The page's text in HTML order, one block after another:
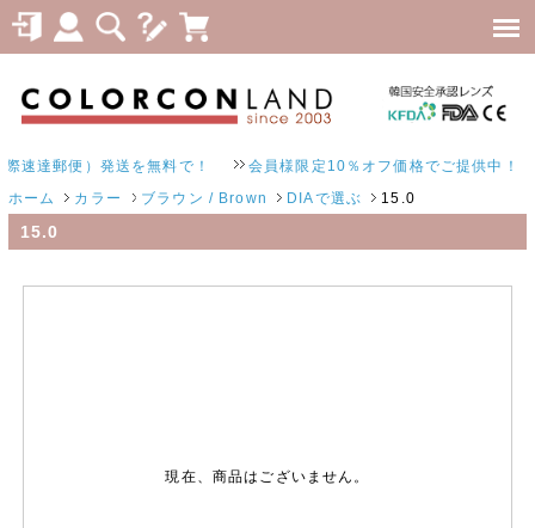
達郵便）発送を無料で！ 会員様限定10％オフ価格でご提供中！
ホーム カラー ブラウン / Brown DIAで選ぶ 15.0
15.0
現在、商品はございません。